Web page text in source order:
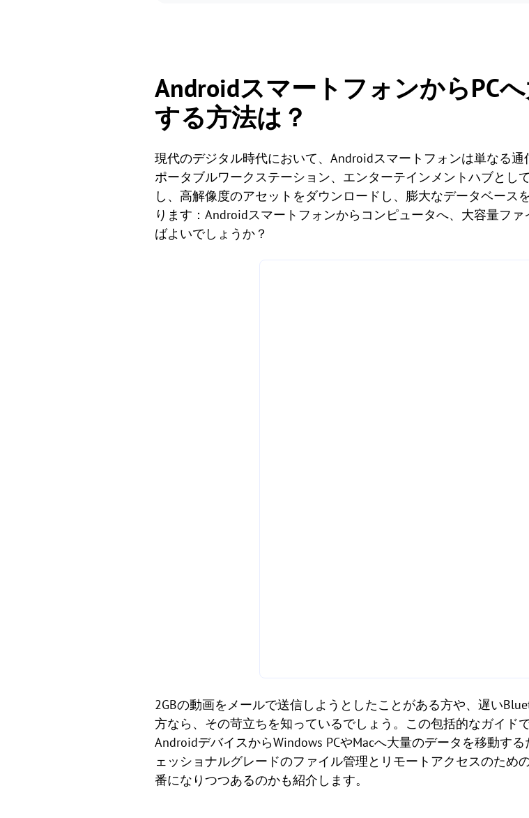
AndroidスマートフォンからPC
する方法は？
現代のデジタル時代において、Androidスマートフォンは単なる通
ポータブルワークステーション、エンターテインメントハブとし
し、高解像度のアセットをダウンロードし、膨大なデータベース
ります：Androidスマートフォンからコンピュータへ、大容量フ
ばよいでしょうか？
2GBの動画をメールで送信しようとしたことがある方や、遅い
方なら、その苛立ちを知っているでしょう。この包括的なガイド
AndroidデバイスからWindows PCやMacへ大量のデータを移動す
ェッショナルグレードのファイル管理とリモートアクセスのため
番になりつつあるのかも紹介します。